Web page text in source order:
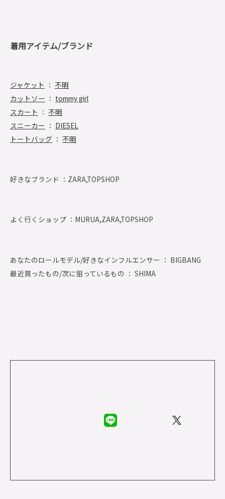
着用アイテム/ブランド
ジャケット ： 不明
カットソー ： tommy girl
スカート ： 不明
スニーカー ： DIESEL
トートバッグ ： 不明
好きなブランド ： ZARA,TOPSHOP
よく行くショップ ： MURUA,ZARA,TOPSHOP
あなたのロールモデル/好きなインフルエンサー ： BIGBANG
最近買ったもの/次に狙っているもの ： SHIMA